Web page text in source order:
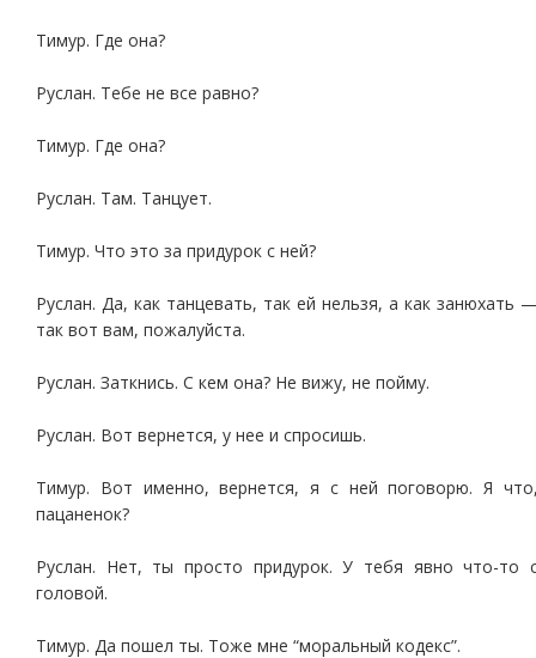
Тимур. Где она?
Руслан. Тебе не все равно?
Тимур. Где она?
Руслан. Там. Танцует.
Тимур. Что это за придурок с ней?
Руслан. Да, как танцевать, так ей нельзя, а как занюхать
так вот вам, пожалуйста.
Руслан. Заткнись. С кем она? Не вижу, не пойму.
Руслан. Вот вернется, у нее и спросишь.
Тимур. Вот именно, вернется, я с ней поговорю. Я
пацаненок?
Руслан. Нет, ты просто придурок. У тебя явно что-то
головой.
Тимур. Да пошел ты. Тоже мне “моральный кодекс”.